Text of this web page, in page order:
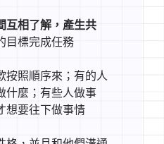
互相了解，產生共
目標完成任務
按照順序來；有的人
什麼；有些人做事
想要往下做事情